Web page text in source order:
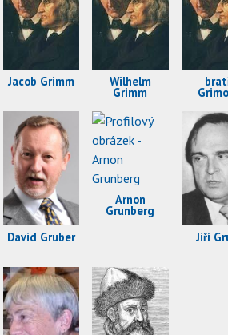
Jacob Grimm Wilhelm
Grimm
David Gruber
Arnon
Grunberg
Jiří